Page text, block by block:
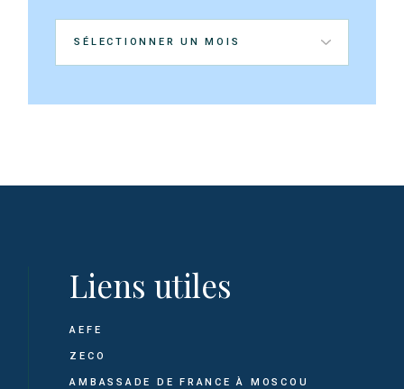
Archives
Liens utiles
AEFE
ZECO
AMBASSADE DE FRANCE À MOSCOU